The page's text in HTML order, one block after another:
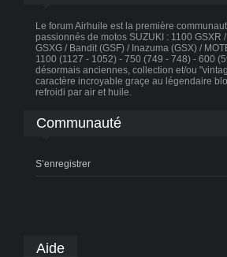
Le forum Airhuile est la première
passionnés de motos SUZUKI : 1100 GSXR
GSXG / Bandit (GSF) / Inazuma (GSX) /
1100 (1127 - 1052) - 750 (749 - 748) - 600
désormais anciennes, collection et/ou
caractère incroyable graçe au légendaire
refroidi par air et huile.
Communauté
S’enregistrer
Aide